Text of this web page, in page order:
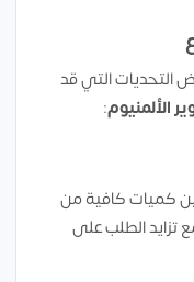
التحديات التي قد
الألمنيوم:
كميات كافية من
تزايد الطلب على